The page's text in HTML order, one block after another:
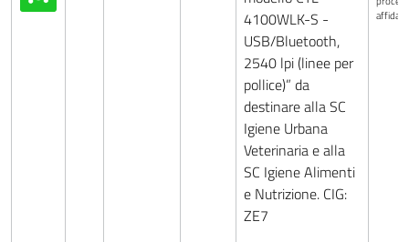
4100WLK-S -
USB/Bluetooth,
2540 lpi (linee per
pollice)” da
destinare alla SC
Igiene Urbana
Veterinaria e alla
SC Igiene Alimenti
e Nutrizione. CIG:
ZE7